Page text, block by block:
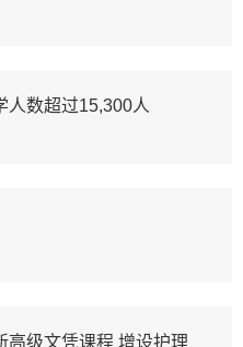
人数超过15,300人
高级文凭课程 增设护理